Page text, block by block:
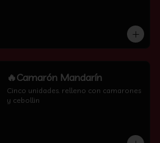
🔥Camarón Mandarín
Cinco unidades. relleno con camarones
y cebollin